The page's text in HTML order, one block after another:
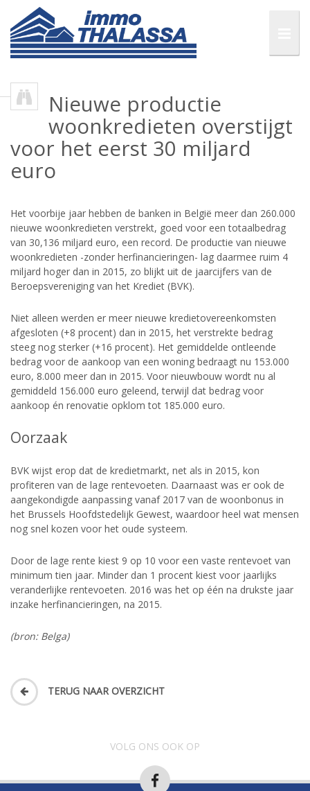
Nieuwe productie
woonkredieten overstijgt
voor het eerst 30 miljard
euro
Het voorbije jaar hebben de banken in België meer dan 260.000
nieuwe woonkredieten verstrekt, goed voor een totaalbedrag
van 30,136 miljard euro, een record. De productie van nieuwe
woonkredieten -zonder herfinancieringen- lag daarmee ruim 4
miljard hoger dan in 2015, zo blijkt uit de jaarcijfers van de
Beroepsvereniging van het Krediet (BVK).
Niet alleen werden er meer nieuwe kredietovereenkomsten
afgesloten (+8 procent) dan in 2015, het verstrekte bedrag
steeg nog sterker (+16 procent). Het gemiddelde ontleende
bedrag voor de aankoop van een woning bedraagt nu 153.000
euro, 8.000 meer dan in 2015. Voor nieuwbouw wordt nu al
gemiddeld 156.000 euro geleend, terwijl dat bedrag voor
aankoop én renovatie opklom tot 185.000 euro.
Oorzaak
BVK wijst erop dat de kredietmarkt, net als in 2015, kon
profiteren van de lage rentevoeten. Daarnaast was er ook de
aangekondigde aanpassing vanaf 2017 van de woonbonus in
het Brussels Hoofdstedelijk Gewest, waardoor heel wat mensen
nog snel kozen voor het oude systeem.
Door de lage rente kiest 9 op 10 voor een vaste rentevoet van
minimum tien jaar. Minder dan 1 procent kiest voor jaarlijks
veranderlijke rentevoeten. 2016 was het op één na drukste jaar
inzake herfinancieringen, na 2015.
(bron: Belga)
TERUG NAAR OVERZICHT
VOLG ONS OOK OP